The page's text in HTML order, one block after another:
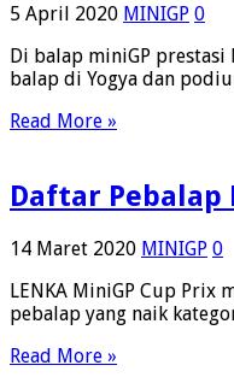
5 April 2020 MINIGP 0
Di balap miniGP
balap di Yogya dan
Read More »
Daftar Pebalap
14 Maret 2020 MINIGP 0
LENKA MiniGP Cup Prix
pebalap yang naik
Read More »